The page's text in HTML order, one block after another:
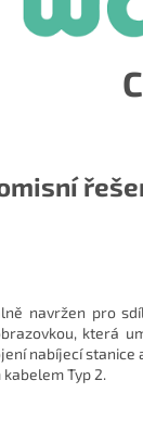
navržen pro
která
nabíjecí stanice
Typ 2.